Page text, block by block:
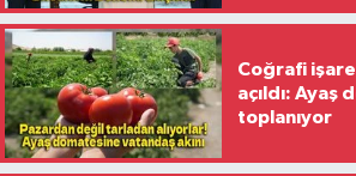
Coğrafi
açıldı: Ayaş
toplanıyor